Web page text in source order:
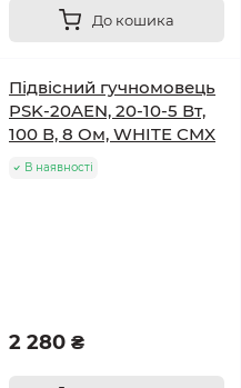
До кошика
Підвісний гучномовець
PSK-20AEN, 20-10-5 Вт,
100 В, 8 Ом, WHITE CMX
В наявності
2 280 ₴